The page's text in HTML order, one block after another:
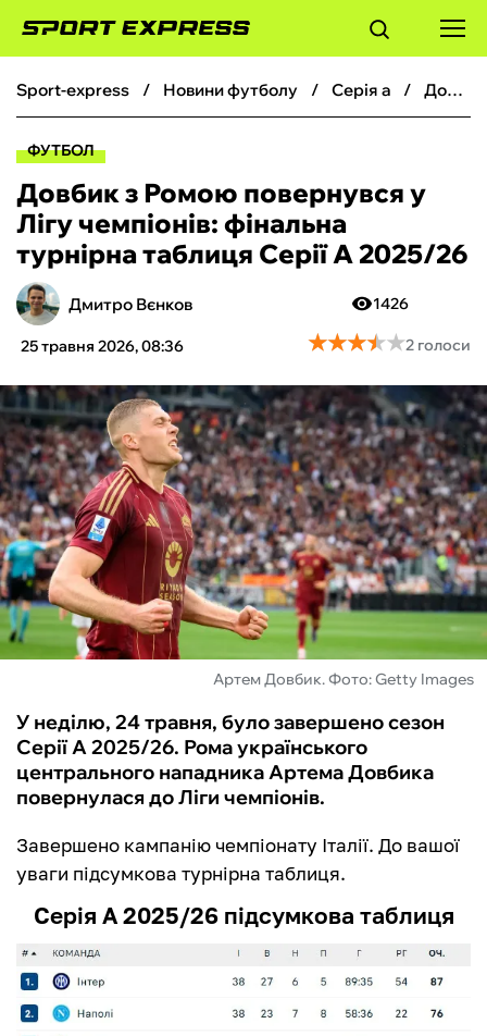
ФУТБОЛ
БОКС
ХОКЕЙ
ТЕНІС
КІБЕРСПОРТ
ЧС-2026
ФУТЗАЛ
ІНШІ
БУКМЕКЕРИ
sport-express новини футболу серія а Довбик з Ромою повернувся у Лігу чемпіонів: фінальна турнірна таблиця Серії А 2025/26
ФУТБОЛ
Довбик з Ромою повернувся у
Лігу чемпіонів: фінальна
турнірна таблиця Серії А 2025/26
Дмитро Вєнков
25 травня 2026, 08:36
1426
★★★★★
★★★★★2 голоси
Артем Довбик. Фото: Getty Images
У неділю, 24 травня, було завершено сезон
Серії А 2025/26. Рома українського
центрального нападника Артема Довбика
повернулася до Ліги чемпіонів.
Завершено кампанію чемпіонату Італії. До вашої
уваги підсумкова турнірна таблиця.
Серія А 2025/26 підсумкова таблиця